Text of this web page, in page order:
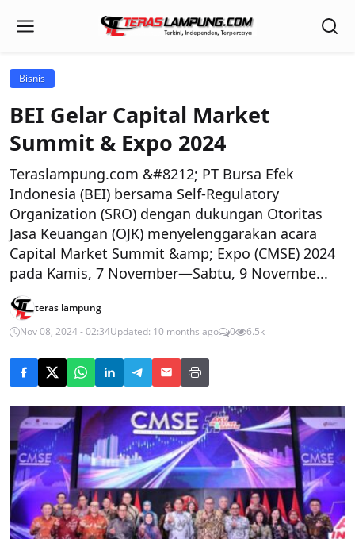
Bisnis
BEI Gelar Capital Market
Summit & Expo 2024
Teraslampung.com &#8212; PT Bursa Efek
Indonesia (BEI) bersama Self-Regulatory
Organization (SRO) dengan dukungan Otoritas
Jasa Keuangan (OJK) menyelenggarakan acara
Capital Market Summit &amp; Expo (CMSE) 2024
pada Kamis, 7 November—Sabtu, 9 Novembe...
teras lampung
Nov 08, 2024 - 02:34Updated: 10 months ago 0 6.5k